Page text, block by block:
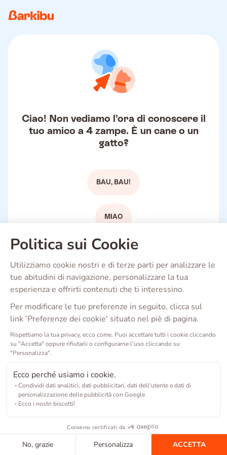
Politica sui Cookie
Utilizziamo cookie nostri e di terze parti per analizzare le
tue abitudini di navigazione, personalizzare la tua
esperienza e offrirti contenuti che ti interessino.
Per modificare le tue preferenze in seguito, clicca sul
link 'Preferenze dei cookie' situato nel piè di pagina.
Rispettiamo la tua privacy, ecco come. Puoi accettare tutti i cookie cliccando
su "Accetta" oppure rifiutarli o configurarne l'uso cliccando su
"Personalizza".
Ecco perché usiamo i cookie.
Condividi dati analitici, dati pubblicitari, dati dell'utente e dati di
personalizzazione delle pubblicità con Google
Ecco i nostri biscotti!
Consensi certificati da
No, grazie Personalizza ACCETTA
Ciao! Non vediamo l’ora di conoscere il
tuo amico a 4 zampe. È un cane o un
gatto?
BAU, BAU!
MIAO
Copyright ©2026